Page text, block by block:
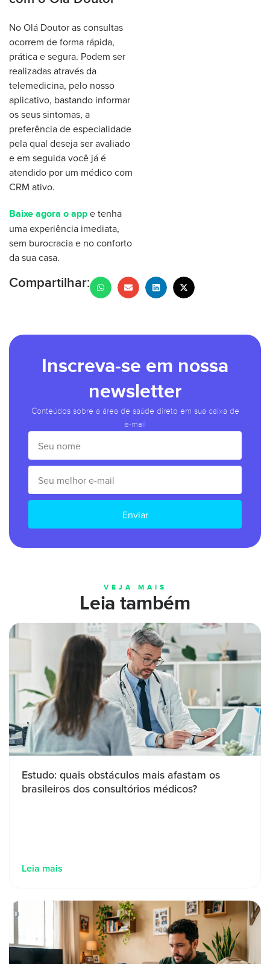
No Olá Doutor as consultas
ocorrem de forma rápida,
prática e segura. Podem ser
realizadas através da
telemedicina, pelo nosso
aplicativo, bastando informar
os seus sintomas, a
preferência de especialidade
pela qual deseja ser avaliado
e em seguida você já é
atendido por um médico com
CRM ativo.
Baixe agora o app e tenha
uma experiência imediata,
sem burocracia e no conforto
da sua casa.
Compartilhar:
Inscreva-se em nossa
newsletter
Conteúdos sobre a área de saúde direto em sua caixa de
e-mail
Enviar
VEJA MAIS
Leia também
Estudo: quais obstáculos mais afastam os
brasileiros dos consultórios médicos?
Leia mais